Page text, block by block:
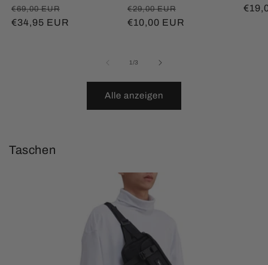
Normaler
Preis
€69,00 EUR
Verkaufspreis
€34,95 EUR
Normaler
Preis
€29,00 EUR
Verkaufspreis
€10,00 EUR
1 /von
3
Alle anzeigen
Taschen